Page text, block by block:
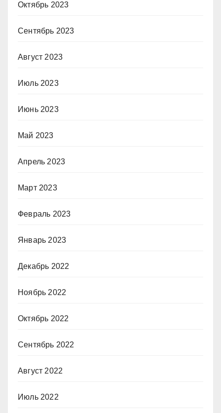
Октябрь 2023
Сентябрь 2023
Август 2023
Июль 2023
Июнь 2023
Май 2023
Апрель 2023
Март 2023
Февраль 2023
Январь 2023
Декабрь 2022
Ноябрь 2022
Октябрь 2022
Сентябрь 2022
Август 2022
Июль 2022